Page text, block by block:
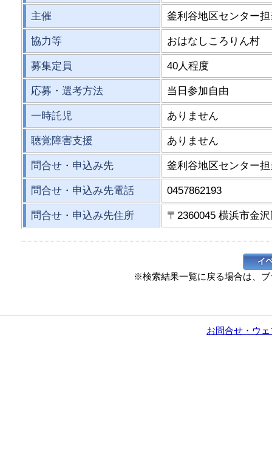
主催 釜利谷地区センター
協力等 おはなしころりん村
募集定員 40人程度
応募・選考方法 当日参加自由
一時託児 ありません
聴覚障害支援 ありません
問合せ・申込み先 釜利谷地区センター
問合せ・申込み先電話 0457862193
問合せ・申込み先住所 〒2360045 横浜市金
※検索結果一覧に戻る場合は、
お問合せ・ウ